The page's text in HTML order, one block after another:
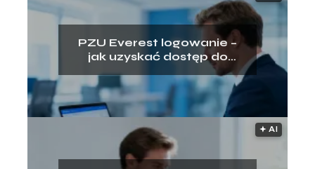
PZU Everest logowanie –
jak uzyskać dostęp do
🟅 AI